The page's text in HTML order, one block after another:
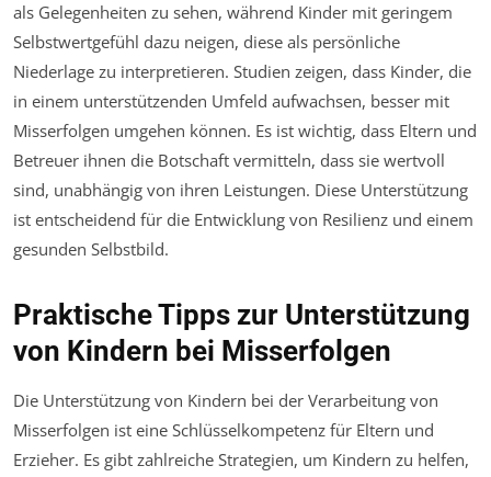
als Gelegenheiten zu sehen, während Kinder mit geringem
Selbstwertgefühl dazu neigen, diese als persönliche
Niederlage zu interpretieren. Studien zeigen, dass Kinder, die
in einem unterstützenden Umfeld aufwachsen, besser mit
Misserfolgen umgehen können. Es ist wichtig, dass Eltern und
Betreuer ihnen die Botschaft vermitteln, dass sie wertvoll
sind, unabhängig von ihren Leistungen. Diese Unterstützung
ist entscheidend für die Entwicklung von Resilienz und einem
gesunden Selbstbild.
Praktische Tipps zur Unterstützung
von Kindern bei Misserfolgen
Die Unterstützung von Kindern bei der Verarbeitung von
Misserfolgen ist eine Schlüsselkompetenz für Eltern und
Erzieher. Es gibt zahlreiche Strategien, um Kindern zu helfen,